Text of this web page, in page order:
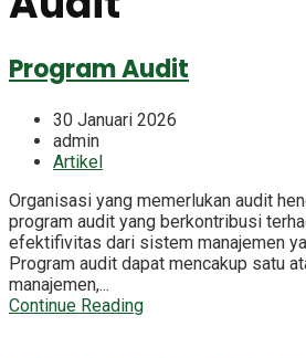
Program Audit
30 Januari 2026
admin
Artikel
Organisasi yang memerlukan audit
program audit yang berkontribusi
efektifivitas dari sistem manajemen
Program audit dapat mencakup satu
manajemen,...
Continue Reading